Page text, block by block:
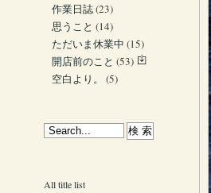
作業日誌(23)
思うこと (14)
ただいま休業中 (15)
開店前のこと (53)
空白より。
(5)
All title list